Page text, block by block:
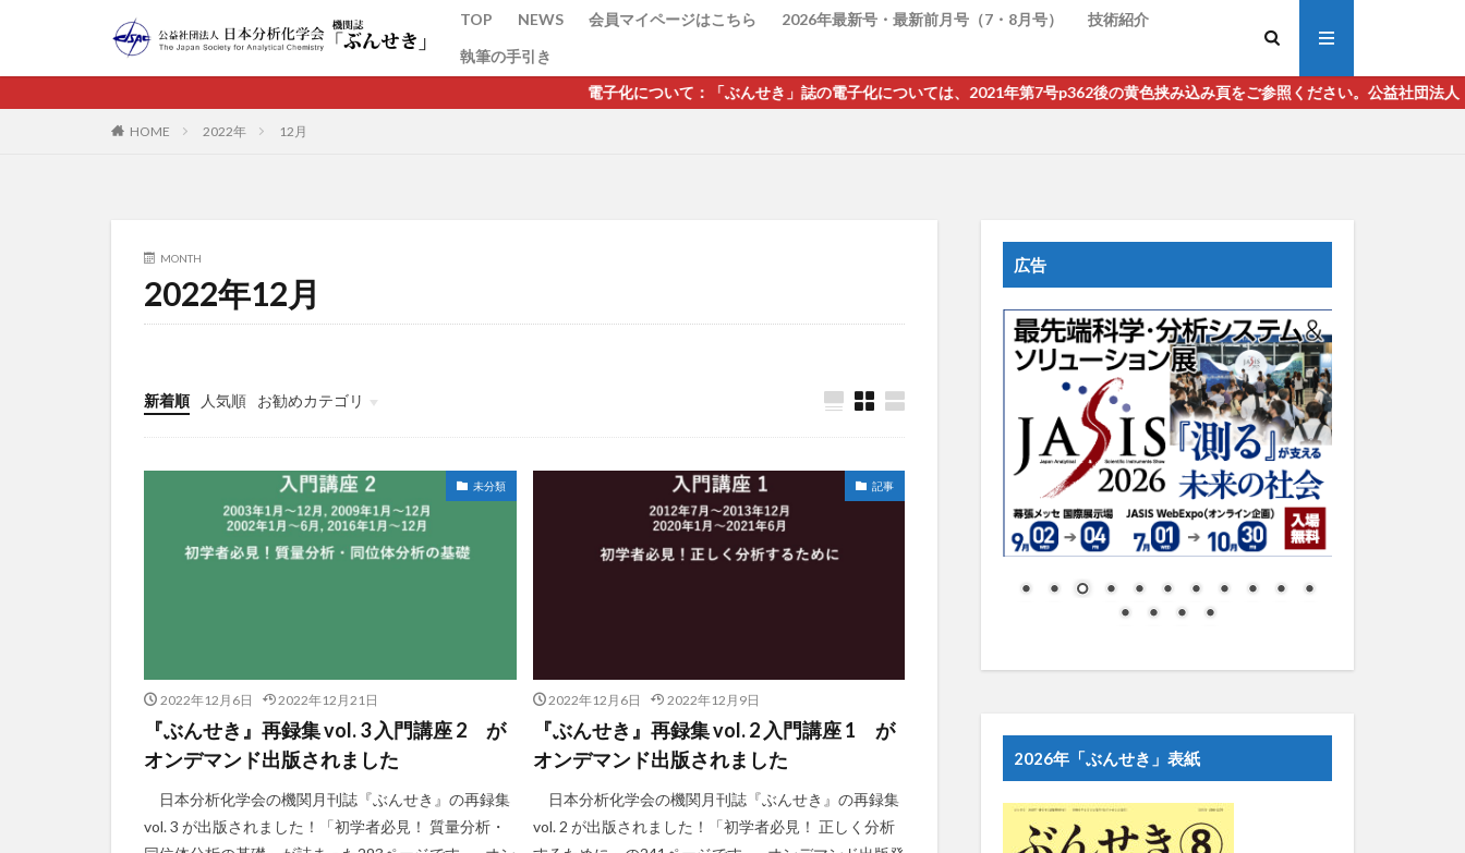
TOP NEWS 会員マイページはこちら 2026年最新号・最新前月号（7・8月号）
技術紹介
執筆の手引き
電子化について：「ぶんせき」誌の電子化については、2021年第7号p362後の黄色挟み込み頁をご参照ください。公益社団法人 日本分析化
HOME 2022年 12月
MONTH
2022年12月
新着順 人気順
お勧めカテゴリ
未分類
未分類
2022年12月6日 2022年12月21日
『ぶんせき』再録集 vol. 3 入門講座 2 が
オンデマンド出版されました
日本分析化学会の機関月刊誌『ぶんせき』の再録集
vol. 3 が出版されました！「初学者必見！ 質量分析・
記事
2022年12月6日 2022年12月9日
『ぶんせき』再録集 vol. 2 入門講座 1 が
オンデマンド出版されました
日本分析化学会の機関月刊誌『ぶんせき』の再録集
vol. 2 が出版されました！「初学者必見！ 正しく分析
広告
2026年「ぶんせき」表紙
カテゴリー